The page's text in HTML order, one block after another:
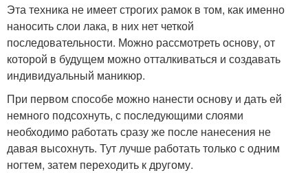
Эта техника не имеет строгих рамок в том, как именно
наносить слои лака, в них нет четкой
последовательности. Можно рассмотреть основу, от
которой в будущем можно отталкиваться и создавать
индивидуальный маникюр.
При первом способе можно нанести основу и дать ей
немного подсохнуть, с последующими слоями
необходимо работать сразу же после нанесения не
давая высохнуть. Тут лучше работать только с одним
ногтем, затем переходить к другому.